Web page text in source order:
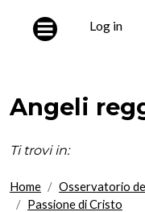
User
Log in
Angeli
Ti trovi in:
Home Osservatorio
Passione di Cristo